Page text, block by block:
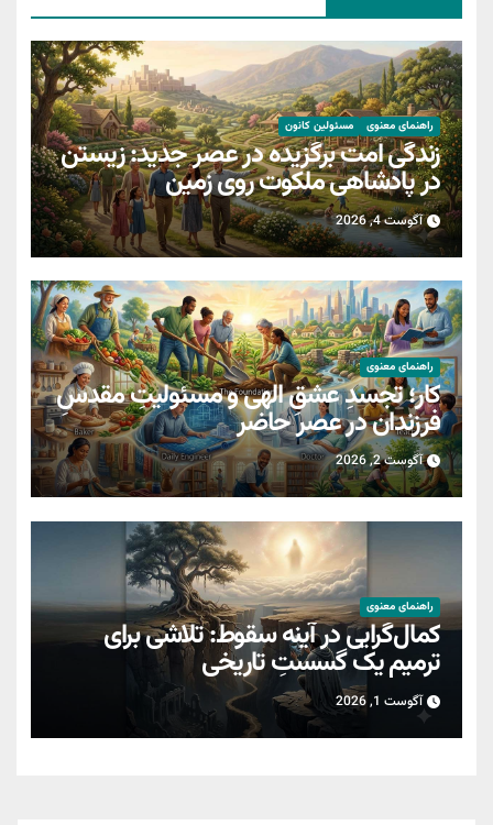
راهنمای معنوی مسئولین کانون
زندگی امت برگزیده در عصر جدید: زیستن
در پادشاهی ملکوت روی زمین
آگوست 4, 2026
راهنمای معنوی
کار؛ تجسدِ عشقِ الهی و مسئولیتِ مقدسِ
فرزندان در عصر حاضر
آگوست 2, 2026
راهنمای معنوی
کمال‌گرایی در آینه سقوط: تلاشی برای
ترمیمِ یک گسستِ تاریخی
آگوست 1, 2026